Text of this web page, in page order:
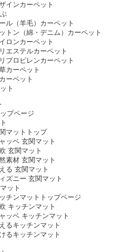
インカーペット
ル（羊毛）カーペット
トン（綿・デニム）カーペット
ロンカーペット
エステルカーペット
プロピレンカーペット
カーペット
ーペット
ト
プページ
マットトップ
ッベ 玄関マット
玄関マット
素材 玄関マット
る 玄関マット
ズニー 玄関マット
ット
チンマットトップページ
キッチンマット
ッベ キッチンマット
るキッチンマット
るキッチンマット